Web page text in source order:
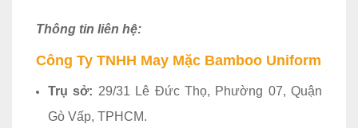
Thông tin liên hệ:
Công Ty TNHH May Mặc Bamboo Uniform
Trụ sở: 29/31 Lê Đức Thọ, Phường 07, Quận
Gò Vấp, TPHCM.